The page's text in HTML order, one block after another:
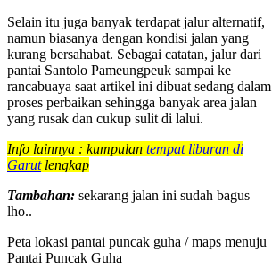
Selain itu juga banyak terdapat jalur alternatif,
namun biasanya dengan kondisi jalan yang
kurang bersahabat. Sebagai catatan, jalur dari
pantai Santolo Pameungpeuk sampai ke
rancabuaya saat artikel ini dibuat sedang dalam
proses perbaikan sehingga banyak area jalan
yang rusak dan cukup sulit di lalui.
Info lainnya : kumpulan tempat liburan di
Garutlengkap
Tambahan: sekarang jalan ini sudah bagus
lho..
Peta lokasi pantai puncak guha / maps menuju
Pantai Puncak Guha